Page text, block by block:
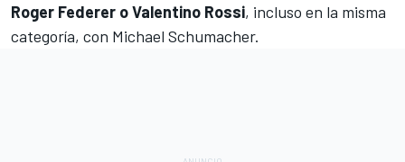
Roger Federer o Valentino Rossi, incluso en la misma
categoría, con Michael Schumacher.